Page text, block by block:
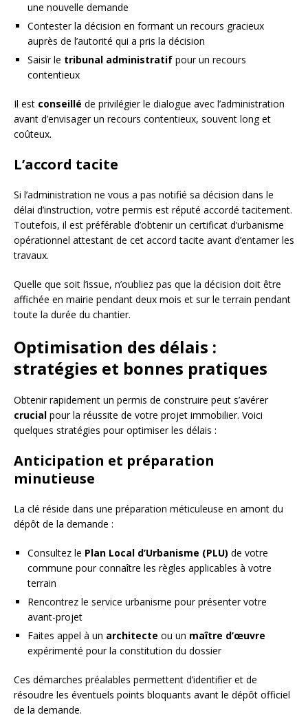
une nouvelle demande
Contester la décision en formant un recours gracieux
auprès de l’autorité qui a pris la décision
Saisir le tribunal administratif pour un recours
contentieux
Il est conseillé de privilégier le dialogue avec l’administration
avant d’envisager un recours contentieux, souvent long et
coûteux.
L’accord tacite
Si l’administration ne vous a pas notifié sa décision dans le
délai d’instruction, votre permis est réputé accordé tacitement.
Toutefois, il est préférable d’obtenir un certificat d’urbanisme
opérationnel attestant de cet accord tacite avant d’entamer les
travaux.
Quelle que soit l’issue, n’oubliez pas que la décision doit être
affichée en mairie pendant deux mois et sur le terrain pendant
toute la durée du chantier.
Optimisation des délais :
stratégies et bonnes pratiques
Obtenir rapidement un permis de construire peut s’avérer
crucial pour la réussite de votre projet immobilier. Voici
quelques stratégies pour optimiser les délais :
Anticipation et préparation
minutieuse
La clé réside dans une préparation méticuleuse en amont du
dépôt de la demande :
Consultez le Plan Local d’Urbanisme (PLU) de votre
commune pour connaître les règles applicables à votre
terrain
Rencontrez le service urbanisme pour présenter votre
avant-projet
Faites appel à un architecte ou un maître d’œuvre
expérimenté pour la constitution du dossier
Ces démarches préalables permettent d’identifier et de
résoudre les éventuels points bloquants avant le dépôt officiel
de la demande.